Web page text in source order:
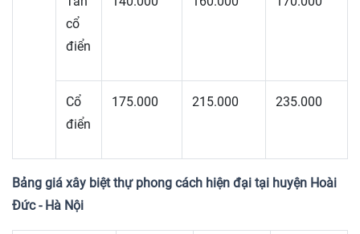
cổ
điển
Cổ
điển
175.000 215.000 235.000
Bảng giá xây biệt thự phong cách hiện đại tại huyện Hoài
Đức - Hà Nội